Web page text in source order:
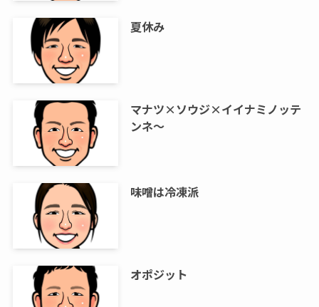
夏休み
マナツ×ソウジ×イイナミノッテ
ンネ～
味噌は冷凍派
オポジット